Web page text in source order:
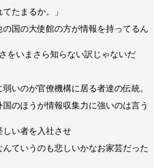
たまるか。」
国の大使館の方が情報を持ってるん
をいまさら知らない訳じゃないだ
いのが官僚機構に居る者達の伝統。
のほうが情報収集力に強いのは言う
しい者を入社させ
ていうのも悲しいかなお家芸だった